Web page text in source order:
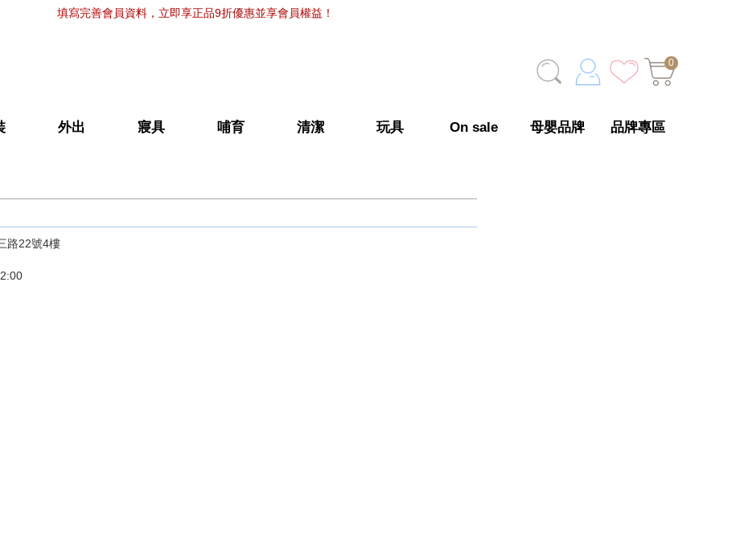
填寫完善會員資料，立即享正品9折優惠並享會員權益！
0
外出 寢具 哺育 清潔 玩具 On sale 母嬰品牌 品牌專區
路22號4樓